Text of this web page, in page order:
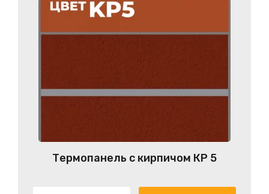
Термопанель с кирпичом КP 5